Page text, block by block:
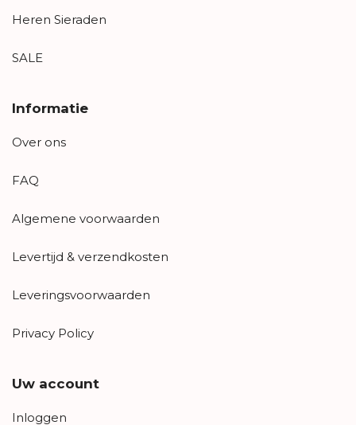
Heren Sieraden
SALE
Informatie
Over ons
FAQ
Algemene voorwaarden
Levertijd & verzendkosten
Leveringsvoorwaarden
Privacy Policy
Uw account
Inloggen